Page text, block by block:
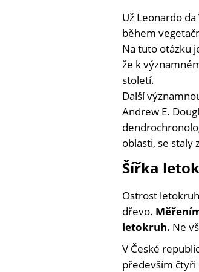
Už Leonardo
během
Na tuto otázku
že k
století.
Další
Andrew E.
oblasti, se staly
Šířka
Ostrost
dřevo.
letokruh. Ne
V České
především čtyři